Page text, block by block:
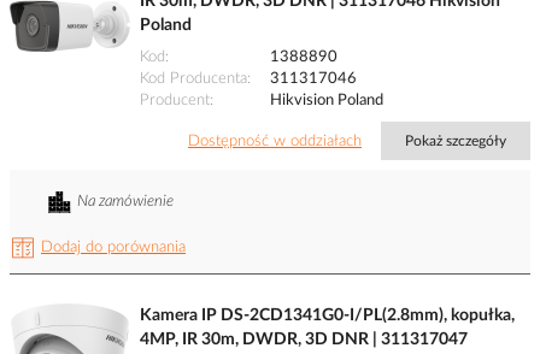
Poland
Kod
1388890
Kod Producenta
311317046
Producent
Hikvision Poland
Dostępność w oddziałach Pokaż szczegóły
Dodaj do porównania
Na zamówienie
Kamera IP DS-2CD1341G0-I/PL(2.8mm), kopułka,
4MP, IR 30m, DWDR, 3D DNR | 311317047